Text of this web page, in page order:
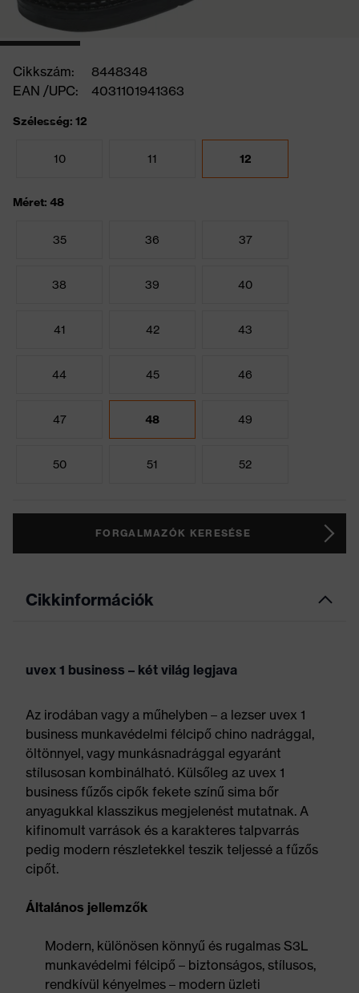
Cikkszám:
8448348
EAN /UPC:
4031101941363
Szélesség: 12
10 11 12
Méret: 48
35 36 37
38 39 40
41 42 43
44 45 46
47 48 49
50 51 52
FORGALMAZÓK KERESÉSE
Cikkinformációk
uvex 1 business – két világ legjava
Az irodában vagy a műhelyben – a lezser uvex 1
business munkavédelmi félcipő chino nadrággal,
öltönnyel, vagy munkásnadrággal egyaránt
stílusosan kombinálható. Külsőleg az uvex 1
business fűzős cipők fekete színű sima bőr
anyagukkal klasszikus megjelenést mutatnak. A
kifinomult varrások és a karakteres talpvarrás
pedig modern részletekkel teszik teljessé a fűzős
cipőt.
Általános jellemzők
Modern, különösen könnyű és rugalmas S3L
munkavédelmi félcipő – biztonságos, stílusos,
rendkívül kényelmes – modern üzleti